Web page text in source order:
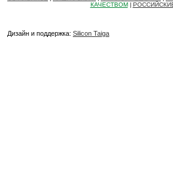
КАЧЕСТВОМ
Дизайн и поддержка: Silicon Taiga